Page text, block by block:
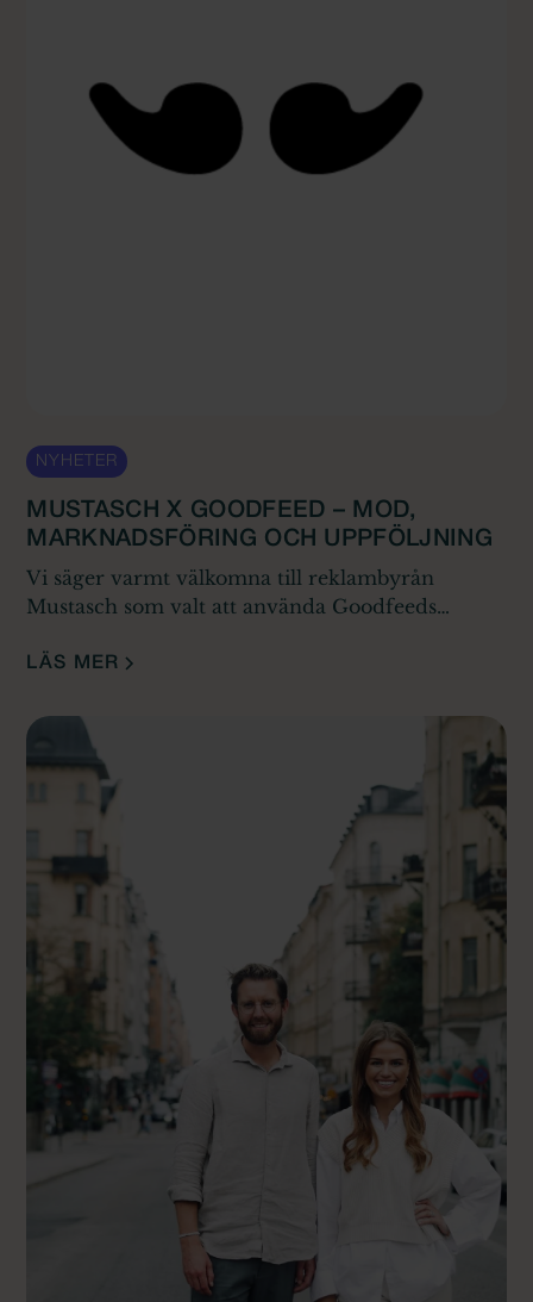
NYHETER
MUSTASCH X GOODFEED – MOD,
MARKNADSFÖRING OCH UPPFÖLJNING
Vi säger varmt välkomna till reklambyrån
Mustasch som valt att använda Goodfeeds
LÄS MER